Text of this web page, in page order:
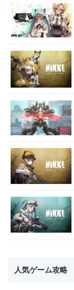
人気ゲーム攻略